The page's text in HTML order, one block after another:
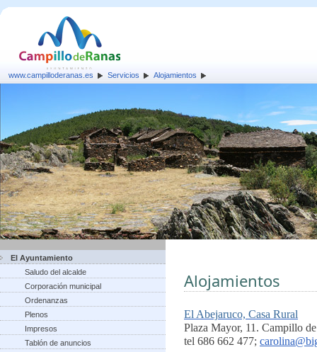
www.campilloderanas.es Servicios Alojamientos
El Ayuntamiento
Saludo del alcalde
Corporación municipal
Ordenanzas
Plenos
Impresos
Tablón de anuncios
Alojamientos
El Abejaruco, Casa Rural
Plaza Mayor, 11. Campillo
tel 686 662 477;